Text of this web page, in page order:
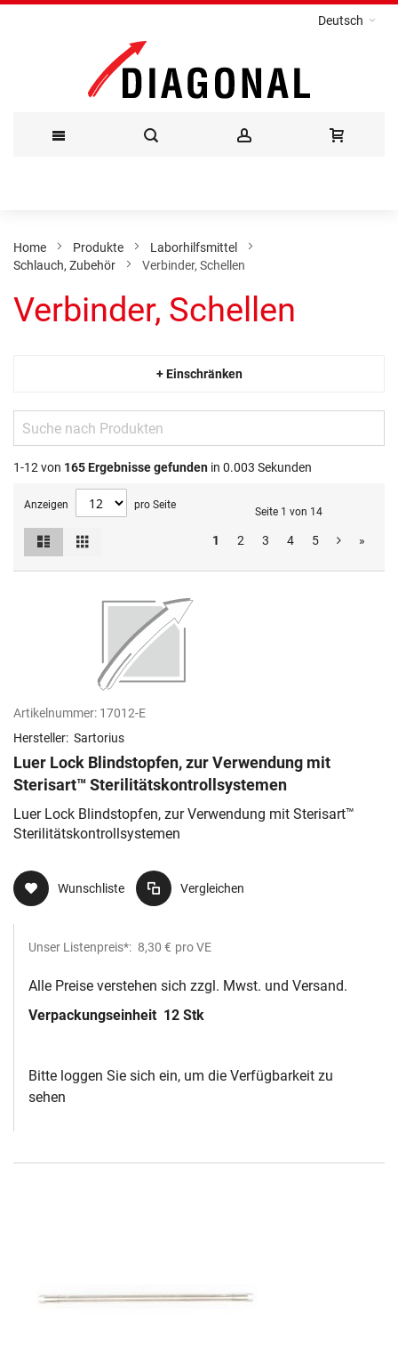
Deutsch
Inhalt
Home Produkte
Laborhilfsmittel
Schlauch, Zubehör
Verbinder, Schellen
Verbinder, Schellen
+ Einschränken
1-12 von 165Ergebnisse gefunden in 0.003 Sekunden
Anzeigen pro Seite
Seite 1 von 14
1 2 3 4 5 »
Ansicht
als
Artikelnummer: 17012-E
Hersteller: Sartorius
Luer Lock Blindstopfen, zur Verwendung mit
Sterisart™ Sterilitätskontrollsystemen
Luer Lock Blindstopfen, zur Verwendung mit Sterisart™
Sterilitätskontrollsystemen
Wunschliste Vergleichen
Unser Listenpreis*: 8,30 € pro VE
Alle Preise verstehen sich zzgl. Mwst. und Versand.
Verpackungseinheit 12 Stk
Bitte loggen Sie sich ein, um die Verfügbarkeit zu
sehen